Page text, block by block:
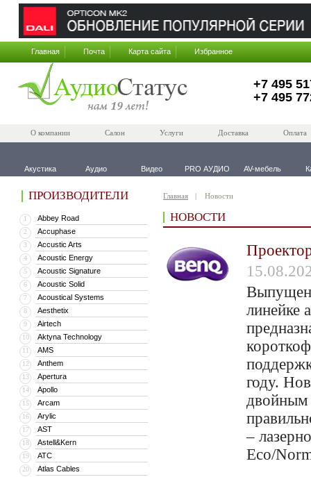
Главная Почта Карта сайта Избранное
+7 495
+7 495
О компании Салон Услуги Доставка Оплата
Акустика Аудио Видео PRO АУДИО AV-мебель
ПРОИЗВОДИТЕЛИ
1 Abbey Road
2 Accuphase
3 Accustic Arts
4 Acoustic Energy
5 Acoustic Signature
6 Acoustic Solid
7 Acoustical Systems
8 Aesthetix
9 Airtech
10 Aktyna Technology
11 AMS
12 Anthem
13 Apertura
14 Apollo
15 Arcam
16 Arylic
17 AST
18 Astell&Kern
19 ATC
20 Atlas Cables
Главная Новости
НОВОСТИ
Выпущен
линейке
году.
двойным
–
Eco/